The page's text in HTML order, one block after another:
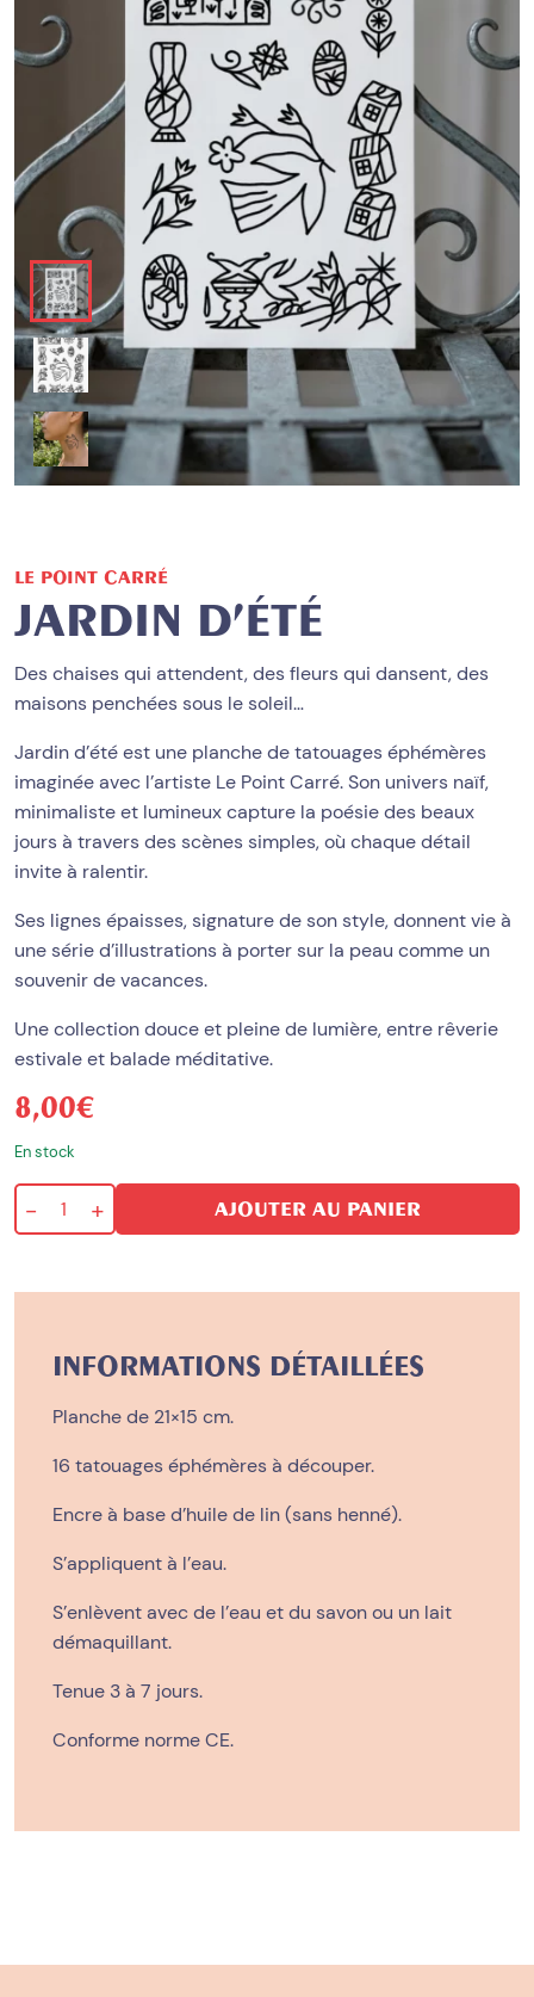
LE POINT CARRÉ
JARDIN D’ÉTÉ
Des chaises qui attendent, des fleurs qui dansent, des
maisons penchées sous le soleil…
Jardin d’été est une planche de tatouages éphémères
imaginée avec l’artiste Le Point Carré. Son univers naïf,
minimaliste et lumineux capture la poésie des beaux
jours à travers des scènes simples, où chaque détail
invite à ralentir.
Ses lignes épaisses, signature de son style, donnent vie à
une série d’illustrations à porter sur la peau comme un
souvenir de vacances.
Une collection douce et pleine de lumière, entre rêverie
estivale et balade méditative.
8,00€
En stock
quantité +
- AJOUTER AU PANIER
INFORMATIONS DÉTAILLÉES
Planche de 21×15 cm.
16 tatouages éphémères à découper.
Encre à base d’huile de lin (sans henné).
S’appliquent à l’eau.
S’enlèvent avec de l’eau et du savon ou un lait
démaquillant.
Tenue 3 à 7 jours.
Conforme norme CE.